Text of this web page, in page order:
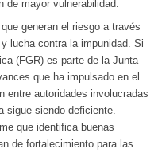
de mayor vulnerabilidad.
generan el riesgo a través
lucha contra la impunidad. Si
(FGR) es parte de la Junta
que ha impulsado en el
entre autoridades involucradas
sigue siendo deficiente.
que identifica buenas
de fortalecimiento para las